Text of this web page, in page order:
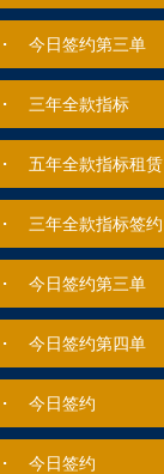
今日签约第三单
三年全款指标
五年全款指标租赁
三年全款指标签约
今日签约第三单
今日签约第四单
今日签约
今日签约